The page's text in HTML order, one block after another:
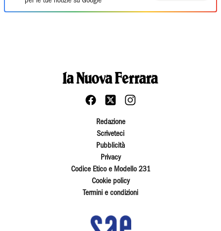
Redazione
Scriveteci
Pubblicità
Privacy
Codice Etico e Modello 231
Cookie policy
Termini e condizioni